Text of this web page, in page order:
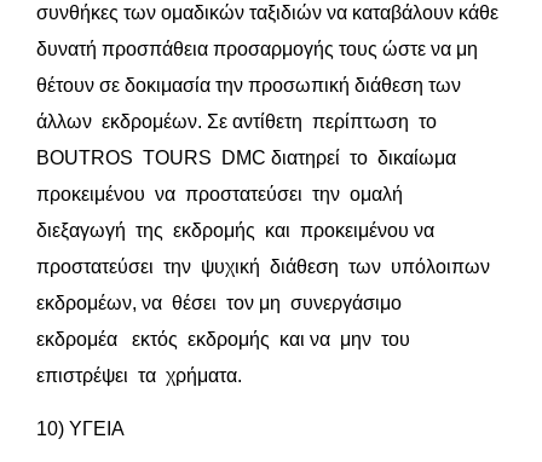
συνθήκες των ομαδικών ταξιδιών να καταβάλουν κάθε
δυνατή προσπάθεια προσαρμογής τους ώστε να μη
θέτουν σε δοκιμασία την προσωπική διάθεση των
άλλων εκδρομέων. Σε αντίθετη περίπτωση το
BOUTROS TOURS DMC διατηρεί το δικαίωμα
προκειμένου να προστατεύσει την ομαλή
διεξαγωγή της εκδρομής και προκειμένου να
προστατεύσει την ψυχική διάθεση των υπόλοιπων
εκδρομέων, να θέσει τον μη συνεργάσιμο
εκδρομέα εκτός εκδρομής και να μην του
επιστρέψει τα χρήματα.
10) ΥΓΕΙΑ